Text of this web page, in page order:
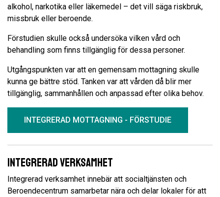
alkohol, narkotika eller läkemedel – det vill säga riskbruk,
missbruk eller beroende.
Förstudien skulle också undersöka vilken vård och
behandling som finns tillgänglig för dessa personer.
Utgångspunkten var att en gemensam mottagning skulle
kunna ge bättre stöd. Tanken var att vården då blir mer
tillgänglig, sammanhållen och anpassad efter olika behov.
INTEGRERAD MOTTAGNING - FÖRSTUDIE
Integrerad verksamhet
Integrerad verksamhet innebär att socialtjänsten och
Beroendecentrum samarbetar nära och delar lokaler för att